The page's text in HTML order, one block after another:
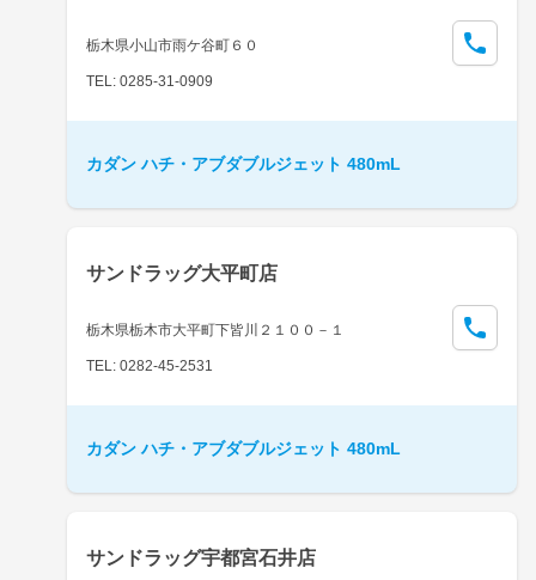
栃木県小山市雨ケ谷町６０
TEL: 0285-31-0909
カダン ハチ・アブダブルジェット 480mL
サンドラッグ大平町店
栃木県栃木市大平町下皆川２１００－１
TEL: 0282-45-2531
カダン ハチ・アブダブルジェット 480mL
サンドラッグ宇都宮石井店